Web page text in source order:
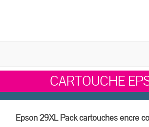
CARTOUCHE
Epson 29XL Pack cartouches encre